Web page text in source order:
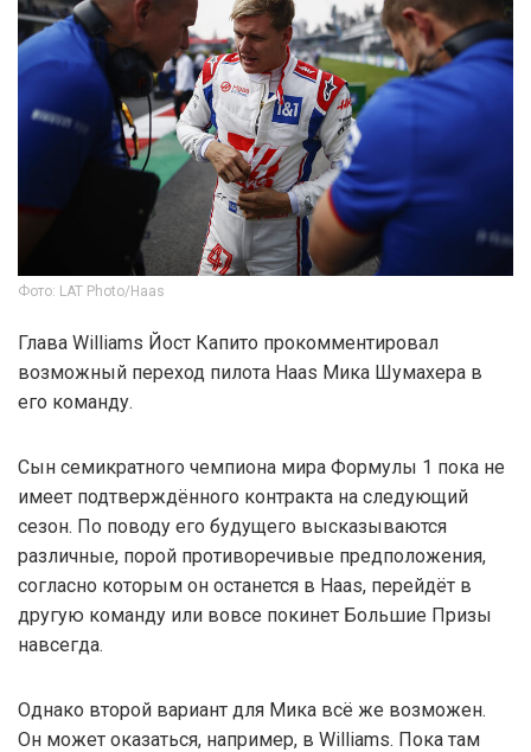
Фото: LAT Photo/Haas
Глава Williams Йост Капито прокомментировал
возможный переход пилота Haas Мика Шумахера в
его команду.
Сын семикратного чемпиона мира Формулы 1 пока не
имеет подтверждённого контракта на следующий
сезон. По поводу его будущего высказываются
различные, порой противоречивые предположения,
согласно которым он останется в Haas, перейдёт в
другую команду или вовсе покинет Большие Призы
навсегда.
Однако второй вариант для Мика всё же возможен.
Он может оказаться, например, в Williams. Пока там